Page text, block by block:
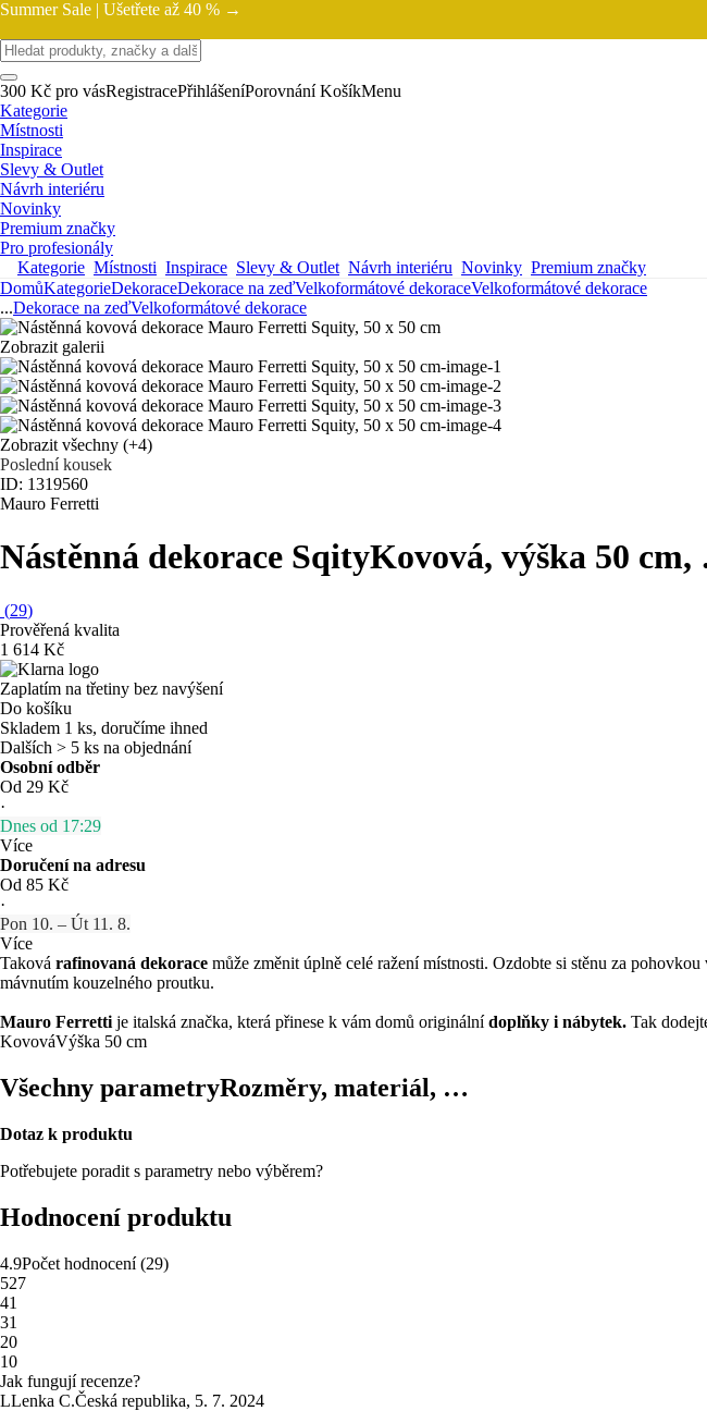
Summer Sale | Ušetřete až 40 % →
300 Kč pro vásRegistracePřihlášeníPorovnání KošíkMenu
Kategorie
Místnosti
Inspirace
Slevy & Outlet
Návrh interiéru
Novinky
Premium značky
Pro profesionály
Kategorie Místnosti Inspirace Slevy & Outlet Návrh interiéru Novinky Premium značky
DomůKategorieDekoraceDekorace na zeďVelkoformátové dekoraceVelkoformátové dekorace
...Dekorace na zeďVelkoformátové dekorace
Zobrazit galerii
Zobrazit všechny (+4)
Poslední kousek
ID: 1319560
Mauro Ferretti
Nástěnná dekorace SqityKovová, výška 50 cm,
(29)
Prověřená kvalita
1 614 Kč
Zaplatím na třetiny bez navýšení
Do košíku
Skladem 1 ks, doručíme ihned
Dalších > 5 ks na objednání
Osobní odběr
Od 29 Kč
·
Dnes od 17:29
Více
Doručení na adresu
Od 85 Kč
·
Pon 10. – Út 11. 8.
Více
Taková rafinovaná dekorace může změnit úplně celé ražení místnosti. Ozdobte si stěnu za
mávnutím kouzelného proutku.
Mauro Ferretti je italská značka, která přinese k vám domů originálnídoplňky i nábytek. Tak
KovováVýška 50 cm
Všechny parametryRozměry, materiál, …
Dotaz k produktu
Potřebujete poradit s parametry nebo výběrem?
Hodnocení produktu
4.9Počet hodnocení(29)
527
41
31
20
10
Jak fungují recenze?
LLenka C.Česká republika, 5. 7. 2024